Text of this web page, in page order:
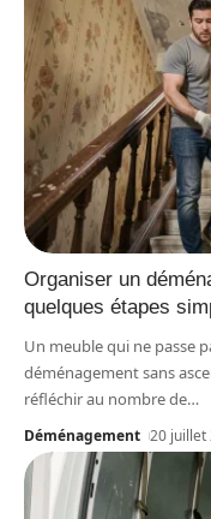
Organiser un
quelques étapes
Un meuble qui ne passe
déménagement sans
réfléchir au nombre de…
Déménagement 20 juillet